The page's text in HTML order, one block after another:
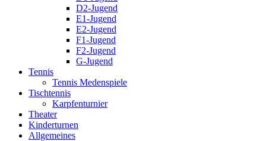
D2-Jugend
E1-Jugend
E2-Jugend
F1-Jugend
F2-Jugend
G-Jugend
Tennis
Tennis Medenspiele
Tischtennis
Karpfenturnier
Theater
Kinderturnen
Allgemeines